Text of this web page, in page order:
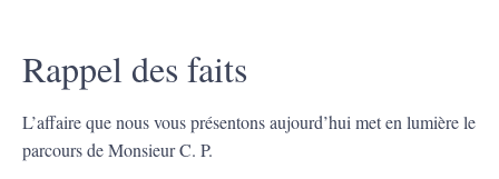
Rappel des faits
L’affaire que nous vous présentons aujourd’hui met en lumière le
parcours de Monsieur C. P.